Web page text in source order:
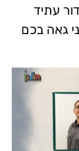
עתיד
גאה בכם